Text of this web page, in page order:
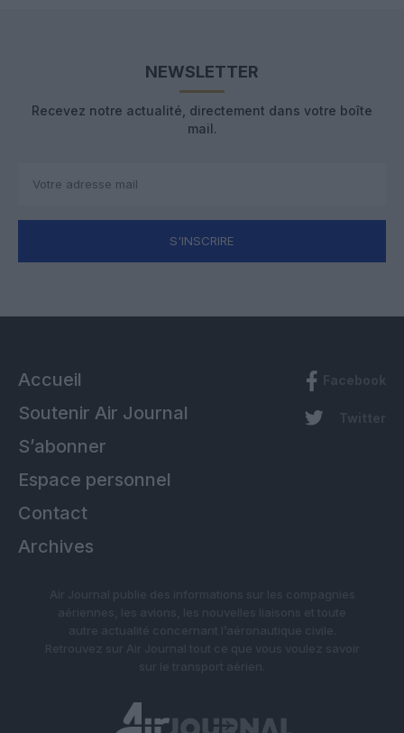
NEWSLETTER
Recevez notre actualité, directement dans votre boîte
mail.
S'INSCRIRE
Accueil
Soutenir Air Journal
S’abonner
Espace personnel
Contact
Archives